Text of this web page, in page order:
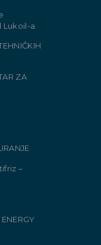
Lukoil-a
ZA
–